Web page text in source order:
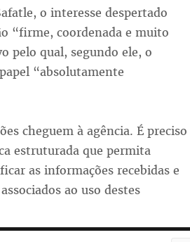
o interesse despertado
“firme, coordenada e muito
pelo qual, segundo ele, o
“absolutamente
cheguem à agência. É preciso
estruturada que permita
as informações recebidas e
ao uso destes